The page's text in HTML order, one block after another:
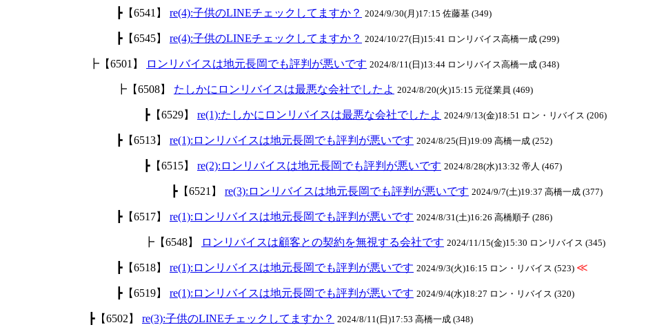
┣【6541】 re(4):子供のLINEチェックしてますか？ 2024/9/30(月)17:15 佐藤基 (349)
┣【6545】 re(4):子供のLINEチェックしてますか？ 2024/10/27(日)15:41 ロンリバイス高橋一成 (299)
┣【6501】 ロンリバイスは地元長岡でも評判が悪いです 2024/8/11(日)13:44 ロンリバイス高橋一成 (348)
┣【6508】 たしかにロンリバイスは最悪な会社でしたよ 2024/8/20(火)15:15 元従業員 (469)
┣【6529】 re(1):たしかにロンリバイスは最悪な会社でしたよ 2024/9/13(金)18:51 ロン・リバイス (206)
┣【6513】 re(1):ロンリバイスは地元長岡でも評判が悪いです 2024/8/25(日)19:09 高橋一成 (252)
┣【6515】 re(2):ロンリバイスは地元長岡でも評判が悪いです 2024/8/28(水)13:32 帝人 (467)
┣【6521】 re(3):ロンリバイスは地元長岡でも評判が悪いです 2024/9/7(土)19:37 高橋一成 (377)
┣【6517】 re(1):ロンリバイスは地元長岡でも評判が悪いです 2024/8/31(土)16:26 高橋順子 (286)
┣【6548】 ロンリバイスは顧客との契約を無視する会社です 2024/11/15(金)15:30 ロンリバイス (345)
┣【6518】 re(1):ロンリバイスは地元長岡でも評判が悪いです 2024/9/3(火)16:15 ロン・リバイス (523) ≪
┣【6519】 re(1):ロンリバイスは地元長岡でも評判が悪いです 2024/9/4(水)18:27 ロン・リバイス (320)
┣【6502】 re(3):子供のLINEチェックしてますか？ 2024/8/11(日)17:53 高橋一成 (348)